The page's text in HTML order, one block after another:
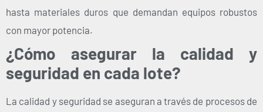
hasta materiales duros que demandan equipos robustos
con mayor potencia.
¿Cómo asegurar la calidad y
seguridad en cada lote?
La calidad y seguridad se aseguran a través de procesos de